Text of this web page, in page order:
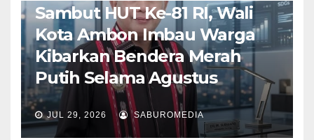
Sambut HUT Ke-81 RI, Wali
Kota Ambon Imbau Warga
Kibarkan Bendera Merah
Putih Selama Agustus
JUL 29, 2026 SABUROMEDIA
AMBON METRO JURNALISME AKTIVIS
PENDIDIKAN & OLAHRAGA THE MOLUCCAS